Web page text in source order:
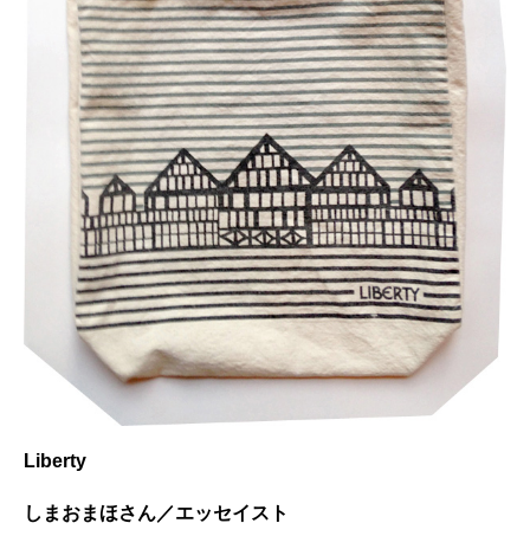
Liberty
しまおまほさん／エッセイスト